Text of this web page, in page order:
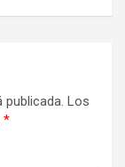
Los
*